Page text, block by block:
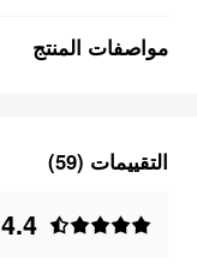
مواصفات المنتج
التقييمات (59)
4.4